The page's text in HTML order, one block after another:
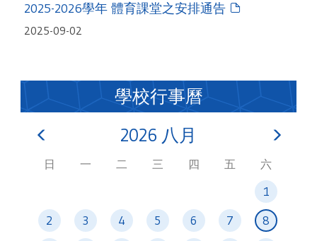
2025-2026學年 體育課堂之安排通告
2025-09-02
學校行事曆
2026 八月
日 一 二 三 四 五 六
1
2
3 4 5 6 7
8